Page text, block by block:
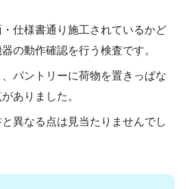
仕様書通り施工されているかど
の動作確認を行う検査です。
パントリーに荷物を置きっぱな
ありました。
異なる点は見当たりませんでし